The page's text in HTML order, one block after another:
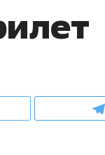
запросах мастеров